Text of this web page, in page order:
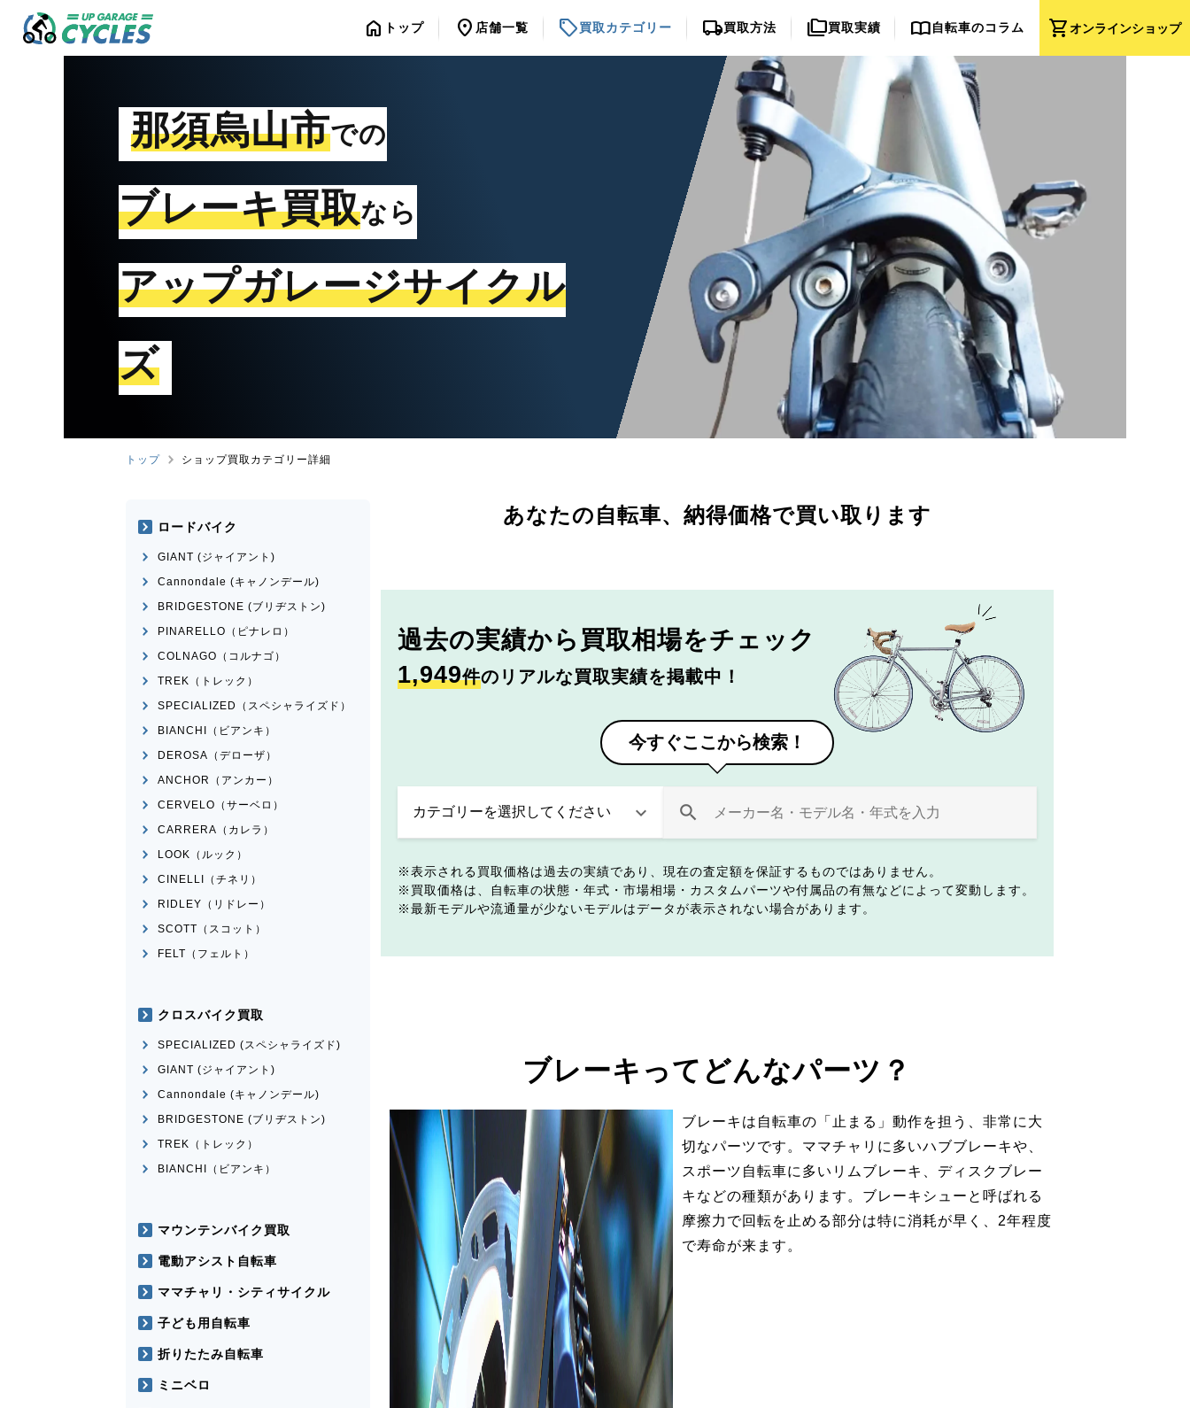
shopping_cartオンラインショップ
home トップ location_on 店舗一覧 sell買取カテゴリー local_shipping買取方法 folder_copy買取実績 import_contacts自転車のコラム
那須烏山市での
ブレーキ買取なら
アップガレージサイクル
ズ
トップ ショップ買取カテゴリー詳細
あなたの自転車、 納得価格で買い取ります
過去の実績から 買取相場をチェック
1,949件のリアルな買取実績を掲載中！
今すぐここから検索！
表示される買取価格は過去の実績であり、現在の査定額を保証するものではありません。
買取価格は、自転車の状態・年式・市場相場・カスタムパーツや付属品の有無などによって変動します。
最新モデルや流通量が少ないモデルはデータが表示されない場合があります。
ブレーキってどんなパーツ？
ブレーキは自転車の「止まる」動作を担う、非常に大
切なパーツです。ママチャリに多いハブブレーキや、
スポーツ自転車に多いリムブレーキ、ディスクブレー
キなどの種類があります。ブレーキシューと呼ばれる
摩擦力で回転を止める部分は特に消耗が早く、2年程度
で寿命が来ます。
ロードバイク
GIANT (ジャイアント)
Cannondale (キャノンデール)
BRIDGESTONE (ブリヂストン)
PINARELLO（ピナレロ）
COLNAGO（コルナゴ）
TREK（トレック）
SPECIALIZED（スペシャライズド）
BIANCHI（ビアンキ）
DEROSA（デローザ）
ANCHOR（アンカー）
CERVELO（サーベロ）
CARRERA（カレラ）
LOOK（ルック）
CINELLI（チネリ）
RIDLEY（リドレー）
SCOTT（スコット）
FELT（フェルト）
クロスバイク買取
SPECIALIZED (スペシャライズド)
GIANT (ジャイアント)
Cannondale (キャノンデール)
BRIDGESTONE (ブリヂストン)
TREK（トレック）
BIANCHI（ビアンキ）
マウンテンバイク買取
電動アシスト自転車
ママチャリ・シティサイクル
子ども用自転車
折りたたみ自転車
ミニベロ